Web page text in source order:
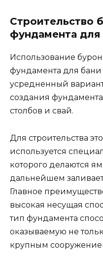
Строительство
фундамента для
Использование
фундамента для бани
усредненный
создания
столбов и свай.
Для строительства
используется
которого делаются
дальнейшем
Главное
высокая несущая
тип фундамента
оказываемую не
крупным